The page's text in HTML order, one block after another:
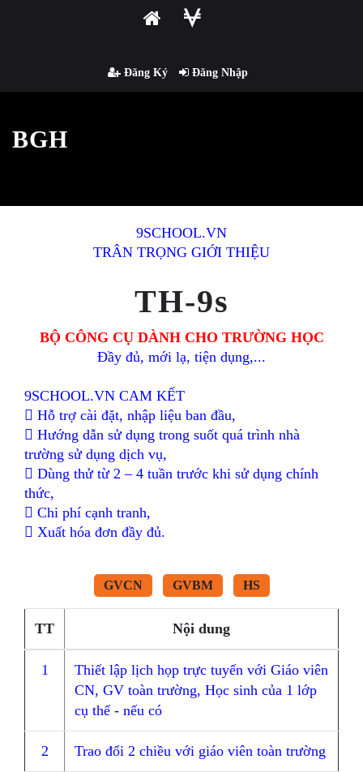
Đăng Ký Đăng Nhập
BGH
9SCHOOL.VN
TRÂN TRỌNG GIỚI THIỆU
TH-9s
BỘ CÔNG CỤ DÀNH CHO TRƯỜNG HỌC
Đầy đủ, mới lạ, tiện dụng,...
9SCHOOL.VN CAM KẾT
 Hỗ trợ cài đặt, nhập liệu ban đầu,
 Hướng dẫn sử dụng trong suốt quá trình nhà
trường sử dụng dịch vụ,
 Dùng thử từ 2 – 4 tuần trước khi sử dụng chính
thức,
 Chi phí cạnh tranh,
 Xuất hóa đơn đầy đủ.
GVCN GVBM HS
TT Nội dung
1
Thiết lập lịch họp trực tuyến với Giáo viên
CN, GV toàn trường, Học sinh của 1 lớp
cụ thể - nếu có
2 Trao đổi 2 chiều với giáo viên toàn trường